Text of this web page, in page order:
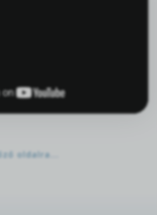
oldalra...